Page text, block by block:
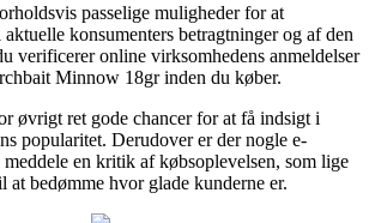
passelige muligheder for at
konsumenters betragtninger og af den
verificerer online virksomhedens anmeldelser
Minnow 18gr inden du køber.
øvrigt ret gode chancer for at få indsigt i
popularitet. Derudover er der nogle e-
en kritik af købsoplevelsen, som lige
at bedømme hvor glade kunderne er.